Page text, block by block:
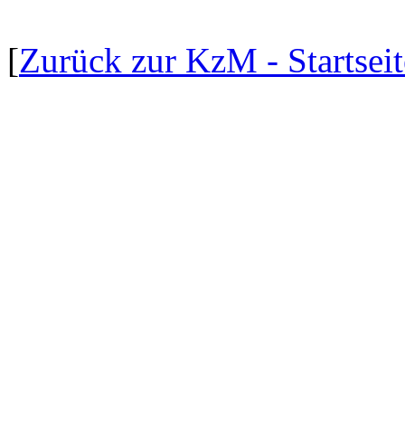
[Zurück zur KzM -